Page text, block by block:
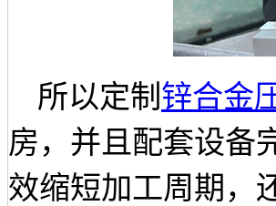
所以定制 锌合金
房，并且配套设备
效缩短加工周期，